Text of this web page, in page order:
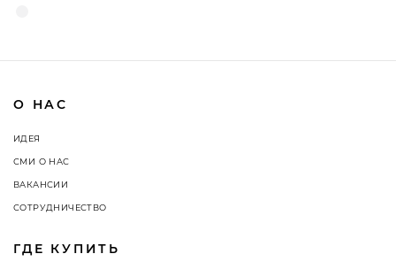
О НАС
ИДЕЯ
СМИ О НАС
ВАКАНСИИ
СОТРУДНИЧЕСТВО
ГДЕ КУПИТЬ